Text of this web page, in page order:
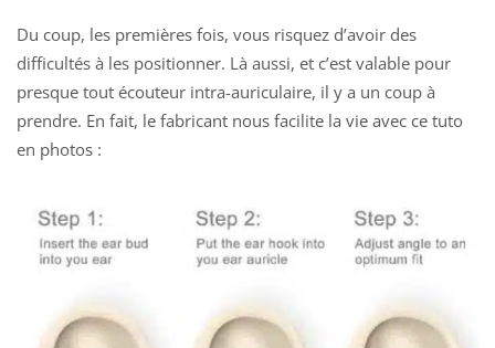
Du coup, les premières fois, vous risquez d’avoir des
difficultés à les positionner. Là aussi, et c’est valable pour
presque tout écouteur intra-auriculaire, il y a un coup à
prendre. En fait, le fabricant nous facilite la vie avec ce tuto
en photos :